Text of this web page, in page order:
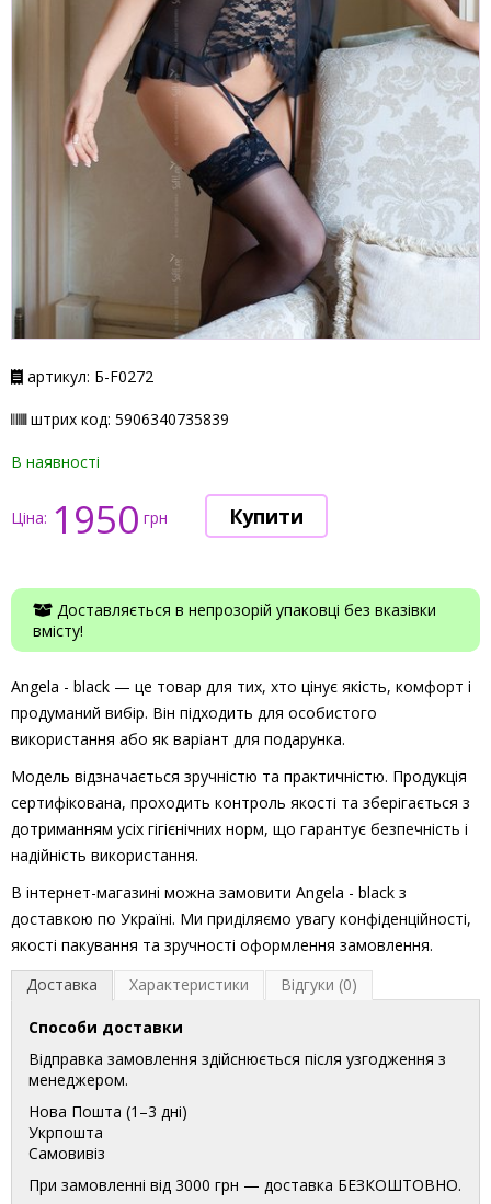
артикул: Б-F0272
штрих код: 5906340735839
В наявності
Ціна: 1950 грн
Доставляється в непрозорій упаковці без вказівки
вмісту!
Angela - black — це товар для тих, хто цінує якість, комфорт і
продуманий вибір. Він підходить для особистого
використання або як варіант для подарунка.
Модель відзначається зручністю та практичністю. Продукція
сертифікована, проходить контроль якості та зберігається з
дотриманням усіх гігієнічних норм, що гарантує безпечність і
надійність використання.
В інтернет-магазині можна замовити Angela - black з
доставкою по Україні. Ми приділяємо увагу конфіденційності,
якості пакування та зручності оформлення замовлення.
Доставка
Характеристики Відгуки (0)
Способи доставки
Відправка замовлення здійснюється після узгодження з
менеджером.
Нова Пошта (1–3 дні)
Укрпошта
Самовивіз
При замовленні від 3000 грн — доставка БЕЗКОШТОВНО.